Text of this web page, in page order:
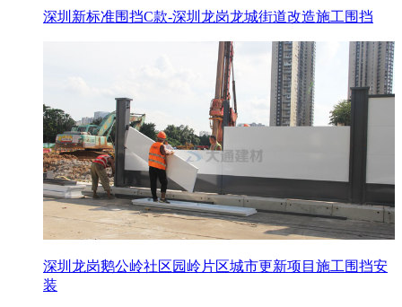
深圳新标准围挡C款-深圳龙岗龙城街道改造施工围挡
深圳龙岗鹅公岭社区园岭片区城市更新项目施工围挡安
装